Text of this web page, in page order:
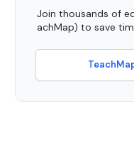
Join thousands of
achMap) to save